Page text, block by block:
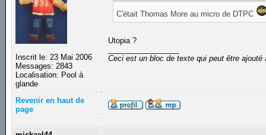
Inscrit le: 23 Mai 2006
Messages: 2843
Localisation: Pool à
glande
C'était Thomas More au micro de DTPC
Utopia ?
Ceci est un bloc de texte qui peut être
Revenir en haut de
page